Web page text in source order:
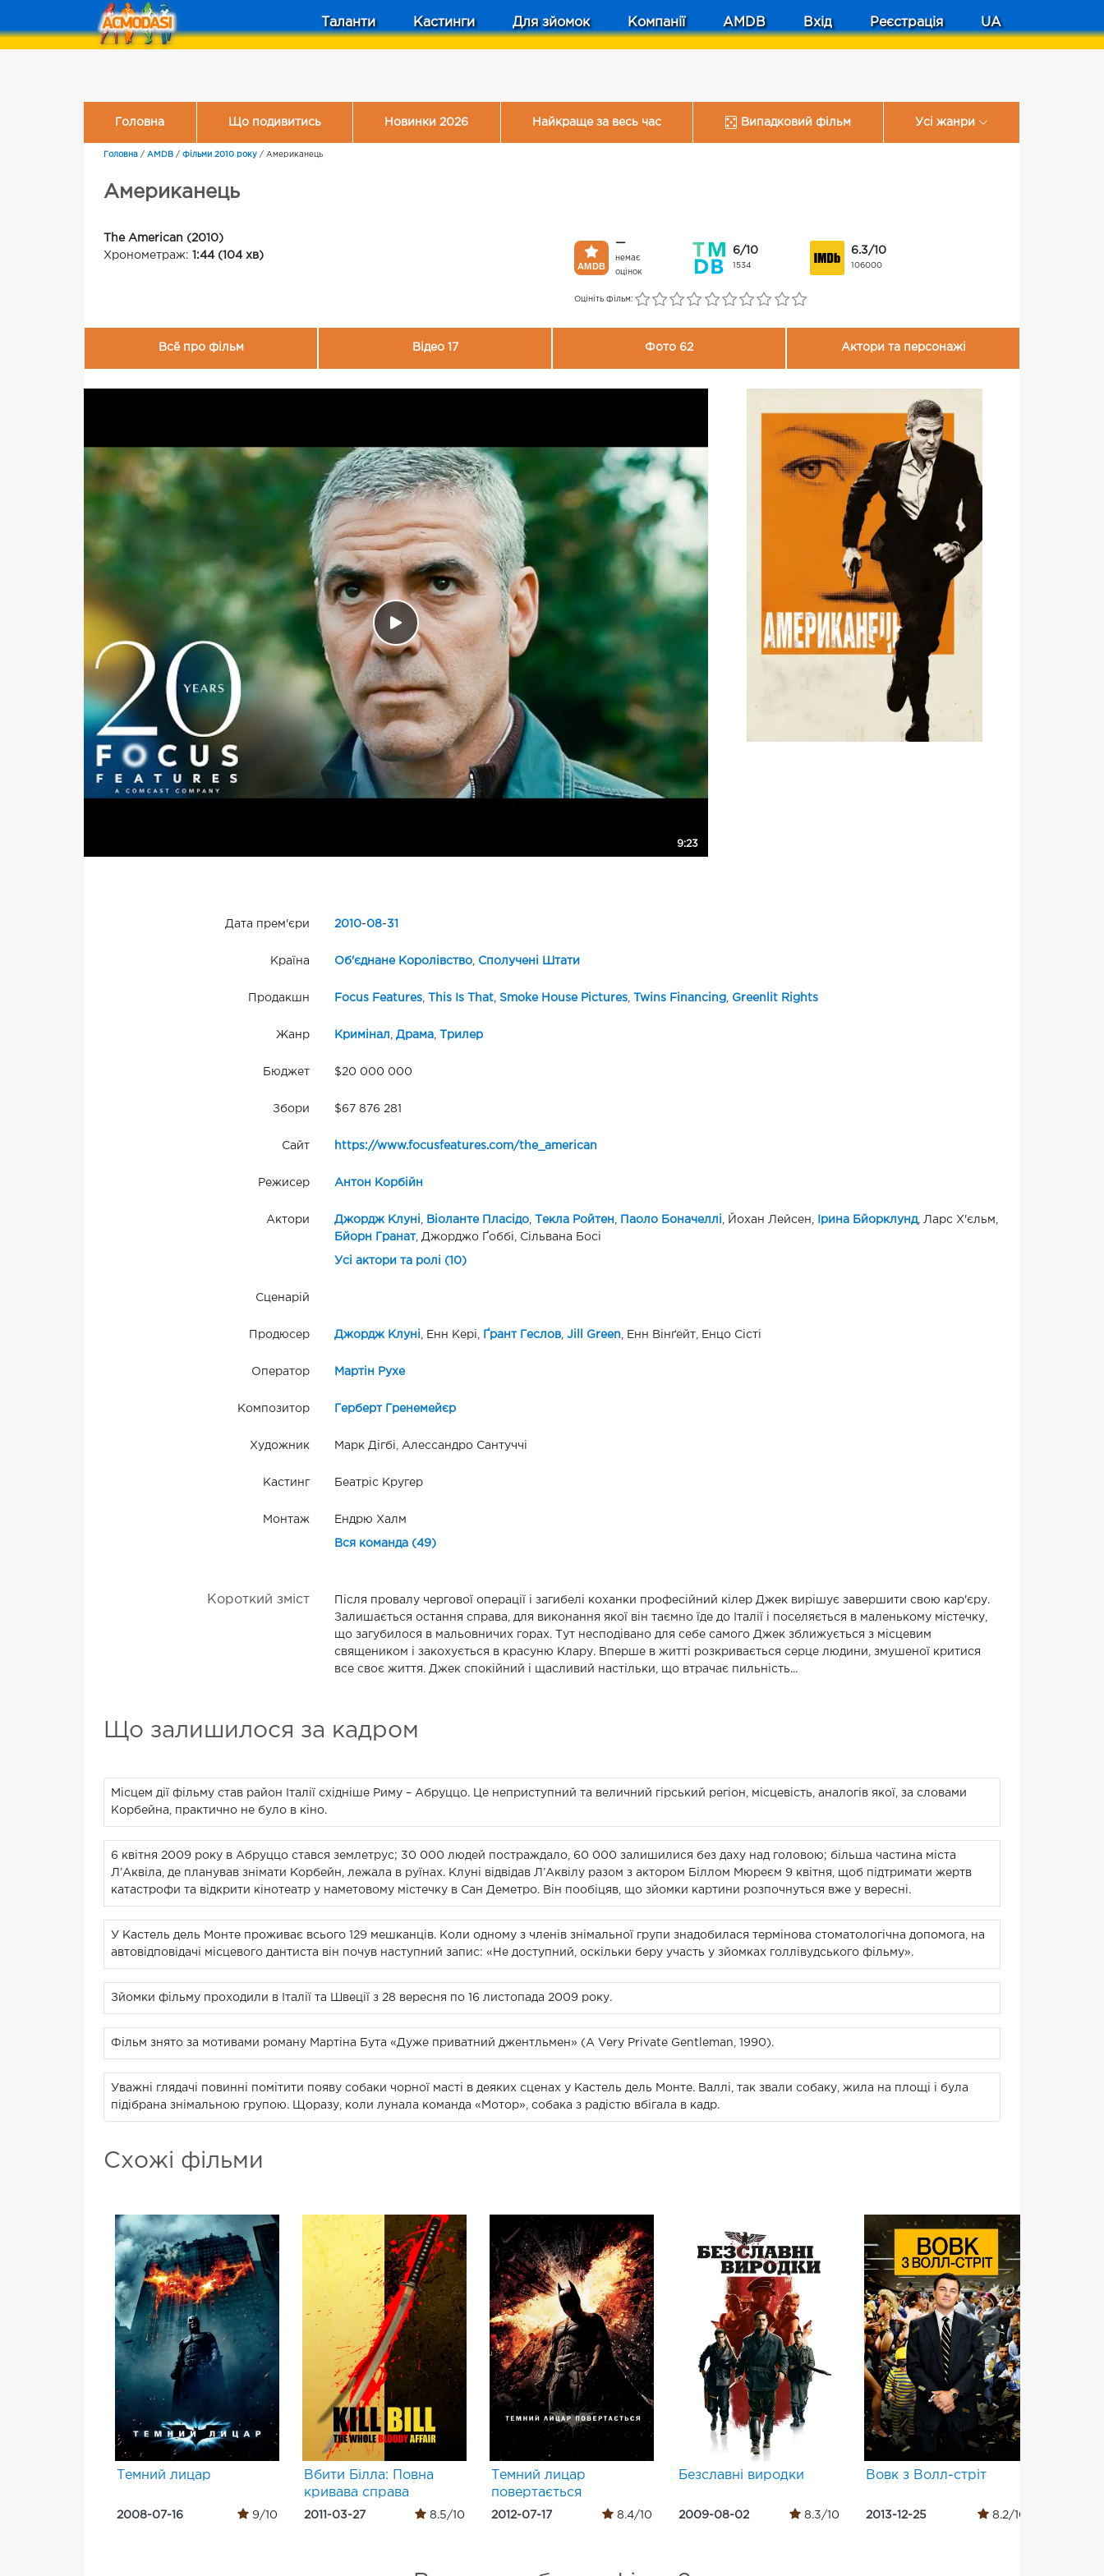
Таланти Кастинги Для зйомок Компанії AMDB Вхід Реєстрація UA
Головна Що подивитись Новинки 2026 Найкраще за весь час Випадковий фільм Усі жанри
Головна / AMDB / Фільми 2010 року / Американець
Американець
The American (2010)
Хронометраж: 1:44 (104 хв)
—
немає
оцінок
6/10
1534
6.3/10
106000
Оцініть фільм:
Всё про фільм Відео 17 Фото 62 Актори та персонажі
9:23
Дата прем'єри 2010-08-31
Країна Об'єднане Королівство, Сполучені Штати
Продакшн Focus Features, This Is That, Smoke House Pictures, Twins Financing, Greenlit Rights
Жанр Кримінал Драма, Трилер
Бюджет $20 000 000
Збори $67 876 281
Сайт https://www.focusfeatures.com/the_american
Режисер Антон Корбійн
Актори Джордж Клуні Віоланте Пласідо, Текла Ройтен Паоло Боначеллі , Йохан Лейсен, Ірина Бйорклунд, Ларс Х'єльм,
Бйорн Гранат, Джорджо Ґоббі, Сільвана Босі
Усі актори та ролі (10)
Сценарій
Продюсер Джордж Клуні , Енн Кері, Ґрант Геслов, Jill Green , Енн Вінґейт, Енцо Сісті
Оператор Мартін Рухе
Композитор Герберт Гренемейєр
Художник Марк Дігбі, Алессандро Сантуччі
Кастинг Беатріс Кругер
Монтаж Ендрю Халм
Вся команда (49)
Короткий зміст
Після провалу чергової операції і загибелі коханки професійний кілер Джек вирішує завершити свою кар'єру.
Залишається остання справа, для виконання якої він таємно їде до Італії і поселяється в маленькому містечку,
що загубилося в мальовничих горах. Тут несподівано для себе самого Джек зближується з місцевим
священиком і закохується в красуню Клару. Вперше в житті розкривається серце людини, змушеної критися
все своє життя. Джек спокійний і щасливий настільки, що втрачає пильність...
Що залишилося за кадром
Місцем дії фільму став район Італії східніше Риму – Абруццо. Це неприступний та величний гірський регіон, місцевість, аналогів якої, за словами
Корбейна, практично не було в кіно.
6 квітня 2009 року в Абруццо стався землетрус; 30 000 людей постраждало, 60 000 залишилися без даху над головою; більша частина міста
Л’Аквіла, де планував знімати Корбейн, лежала в руїнах. Клуні відвідав Л’Аквілу разом з актором Біллом Мюреєм 9 квітня, щоб підтримати жертв
катастрофи та відкрити кінотеатр у наметовому містечку в Сан Деметро. Він пообіцяв, що зйомки картини розпочнуться вже у вересні.
У Кастель дель Монте проживає всього 129 мешканців. Коли одному з членів знімальної групи знадобилася термінова стоматологічна допомога, на
автовідповідачі місцевого дантиста він почув наступний запис: «Не доступний, оскільки беру участь у зйомках голлівудського фільму».
Зйомки фільму проходили в Італії та Швеції з 28 вересня по 16 листопада 2009 року.
Фільм знято за мотивами роману Мартіна Бута «Дуже приватний джентльмен» (A Very Private Gentleman, 1990).
Уважні глядачі повинні помітити появу собаки чорної масті в деяких сценах у Кастель дель Монте. Валлі, так звали собаку, жила на площі і була
підібрана знімальною групою. Щоразу, коли лунала команда «Мотор», собака з радістю вбігала в кадр.
Схожі фільми
Темний лицар
2008-07-16 9/10
Вбити Білла: Повна
кривава справа
2011-03-27 8.5/10
Темний лицар
повертається
2012-07-17 8.4/10
Безславні виродки
2009-08-02 8.3/10
Вовк з Волл-стріт
2013-12-25 8.2/10